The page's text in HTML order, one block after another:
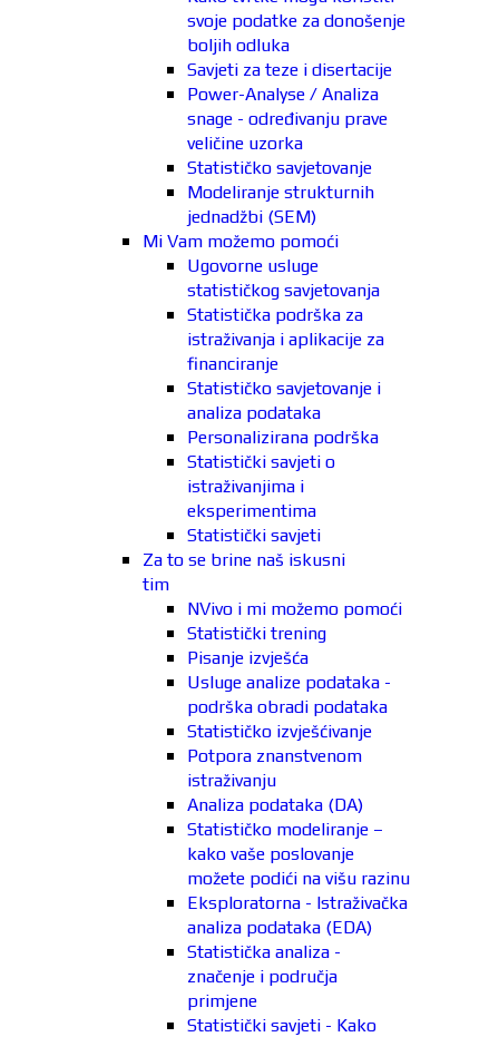
svoje podatke za donošenje
boljih odluka
Savjeti za teze i disertacije
Power-Analyse / Analiza
snage - određivanju prave
veličine uzorka
Statističko savjetovanje
Modeliranje strukturnih
jednadžbi (SEM)
Mi Vam možemo pomoći
Ugovorne usluge
statističkog savjetovanja
Statistička podrška za
istraživanja i aplikacije za
financiranje
Statističko savjetovanje i
analiza podataka
Personalizirana podrška
Statistički savjeti o
istraživanjima i
eksperimentima
Statistički savjeti
Za to se brine naš iskusni
tim
NVivo i mi možemo pomoći
Statistički trening
Pisanje izvješća
Usluge analize podataka -
podrška obradi podataka
Statističko izvješćivanje
Potpora znanstvenom
istraživanju
Analiza podataka (DA)
Statističko modeliranje –
kako vaše poslovanje
možete podići na višu razinu
Eksploratorna - Istraživačka
analiza podataka (EDA)
Statistička analiza -
značenje i područja
primjene
Statistički savjeti - Kako